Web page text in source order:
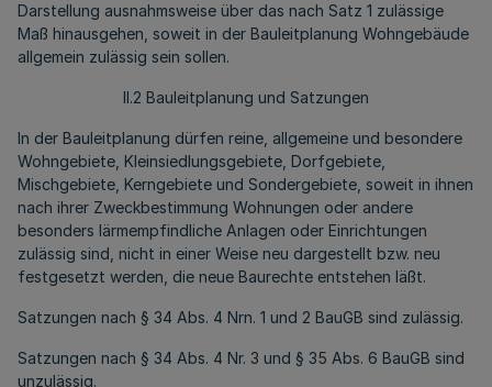
Darstellung ausnahmsweise über das nach Satz 1 zulässige
Maß hinausgehen, soweit in der Bauleitplanung Wohngebäude
allgemein zulässig sein sollen.
II.2 Bauleitplanung und Satzungen
In der Bauleitplanung dürfen reine, allgemeine und besondere
Wohngebiete, Kleinsiedlungsgebiete, Dorfgebiete,
Mischgebiete, Kerngebiete und Sondergebiete, soweit in ihnen
nach ihrer Zweckbestimmung Wohnungen oder andere
besonders lärmempfindliche Anlagen oder Einrichtungen
zulässig sind, nicht in einer Weise neu dargestellt bzw. neu
festgesetzt werden, die neue Baurechte entstehen läßt.
Satzungen nach § 34 Abs. 4 Nrn. 1 und 2 BauGB sind zulässig.
Satzungen nach § 34 Abs. 4 Nr. 3 und § 35 Abs. 6 BauGB sind
unzulässig.